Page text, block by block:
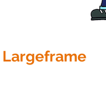
Largeframe